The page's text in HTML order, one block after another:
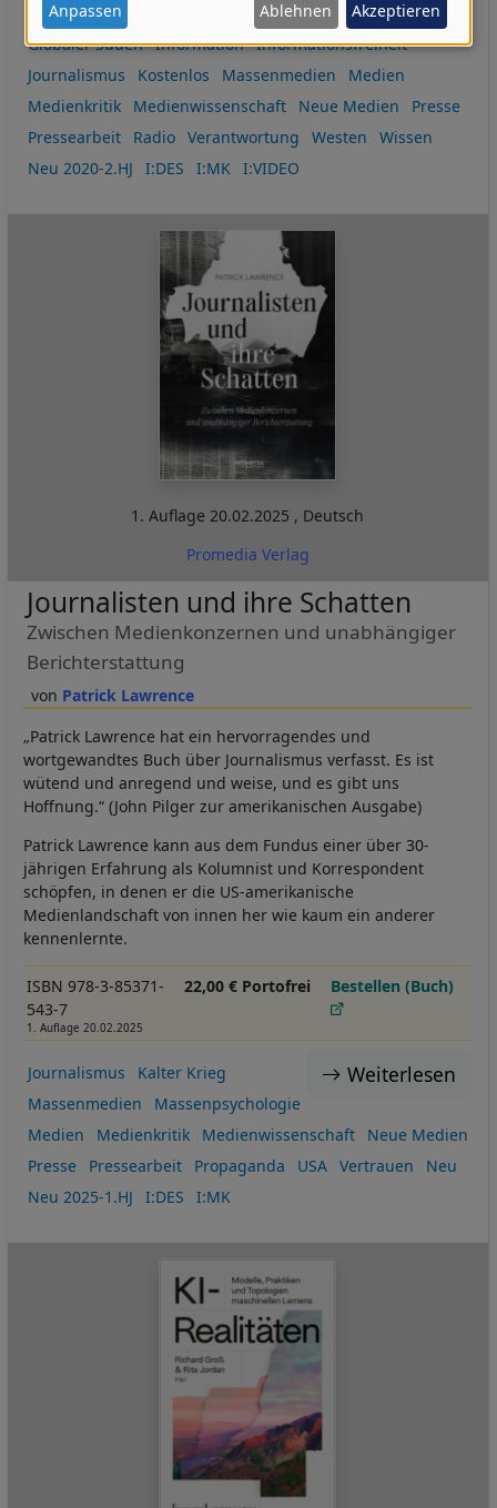
Eine Welt Fernsehen
Globaler Süden Information Informationsfreiheit
Journalismus
Kostenlos Massenmedien
Medien
Medienkritik
Medienwissenschaft Neue Medien
Presse
Pressearbeit
Radio Verantwortung Westen
Wissen
Neu 2020-2.HJ
I:DES I:MK I:VIDEO
1. Auflage20.02.2025 , Deutsch
Promedia Verlag
Patrick Lawrence
Journalisten und ihre Schatten
Zwischen Medienkonzernen und unabhängiger
Berichterstattung
„Patrick Lawrence hat ein hervorragendes und
wortgewandtes Buch über Journalismus verfasst. Es ist
wütend und anregend und weise, und es gibt uns
Hoffnung.“ (John Pilger zur amerikanischen Ausgabe)
Patrick Lawrence kann aus dem Fundus einer über 30-
jährigen Erfahrung als Kolumnist und Korrespondent
schöpfen, in denen er die US-amerikanische
Medienlandschaft von innen her wie kaum ein anderer
kennenlernte.
ISBN 978-3-85371-
543-7
1. Auflage 20.02.2025
22,00 € Portofrei Bestellen (Buch)
Weiterlesen
Journalismus
Kalter Krieg
Massenmedien
Massenpsychologie
Medien
Medienkritik Medienwissenschaft
Neue Medien
Presse
Pressearbeit Propaganda USA Vertrauen
Neu
Neu 2025-1.HJ
I:DES I:MK
Daten
und
Cookies
Anpassen Ablehnen Akzeptieren